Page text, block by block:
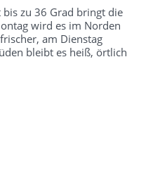
zu 36 Grad bringt die
wird es im Norden
am Dienstag
bleibt es heiß, örtlich